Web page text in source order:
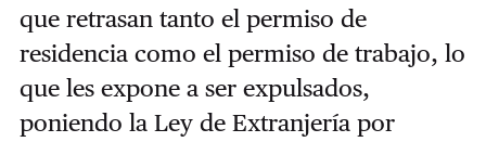
que retrasan tanto el permiso de
residencia como el permiso de trabajo, lo
que les expone a ser expulsados,
poniendo la Ley de Extranjería por